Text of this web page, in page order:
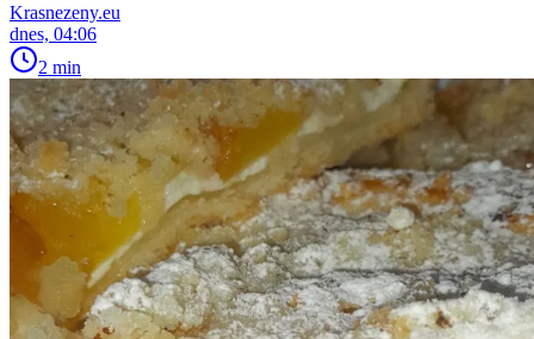
Krasnezeny.eu
dnes, 04:06
2 min